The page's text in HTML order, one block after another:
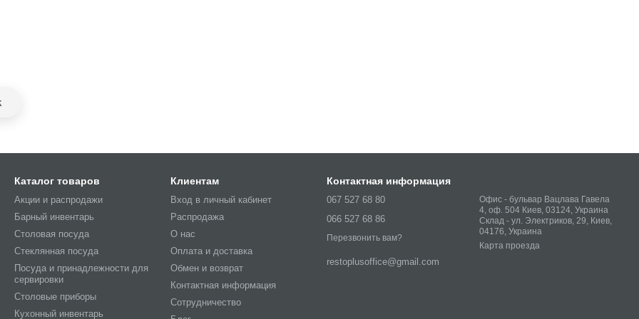
Каталог товаров
Акции и распродажи
Барный инвентарь
Столовая посуда
Стеклянная посуда
Посуда и принадлежности для
сервировки
Столовые приборы
Кухонный инвентарь
Клиентам
Вход в личный кабинет
Распродажа
О нас
Оплата и доставка
Обмен и возврат
Контактная информация
Сотрудничество
Контактная информация
067 527 68 80
066 527 68 86
Перезвонить вам?
restoplusoffice@gmail.com
Офис - бульвар Вацлава Гавела
4, оф. 504 Киев, 03124, Украина
Склад - ул. Электриков, 29, Киев,
04176, Украина
Карта проезда